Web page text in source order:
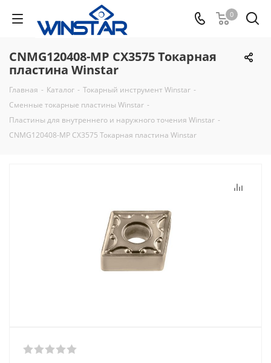
0
CNMG120408-MP CX3575 Токарная
пластина Winstar
Главная - Каталог - Токарный инструмент Winstar -
Сменные токарные пластины Winstar -
Пластины для внутреннего и наружного точения Winstar -
CNMG120408-MP CX3575 Токарная пластина Winstar